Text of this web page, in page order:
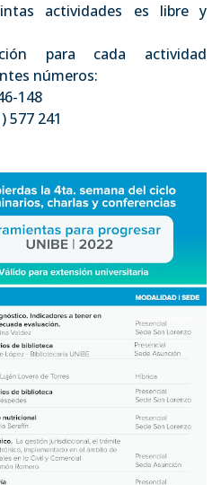
actividades es libre y
para cada actividad
números:
148
577 241